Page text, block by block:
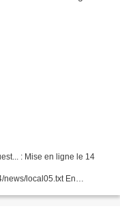
: Mise en ligne le 14
news/local05.txt En